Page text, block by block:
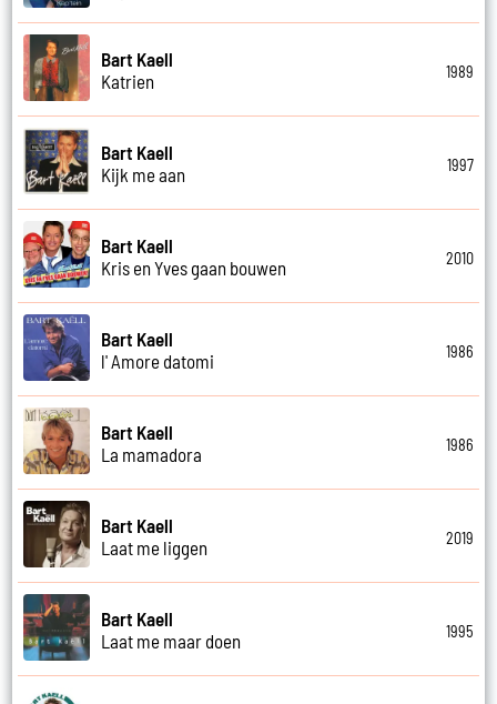
Bart Kaell
Katrien
1989
Bart Kaell
Kijk me aan
1997
Bart Kaell
Kris en Yves gaan bouwen
2010
Bart Kaell
l' Amore datomi
1986
Bart Kaell
La mamadora
1986
Bart Kaell
Laat me liggen
2019
Bart Kaell
Laat me maar doen
1995